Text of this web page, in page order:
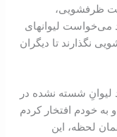
ظرفشویی،
می‌خواست لیوانهای
نگذارند تا دیگران
لیوانِ شسته نشده در
خودم افتخار کردم
لحظه، این